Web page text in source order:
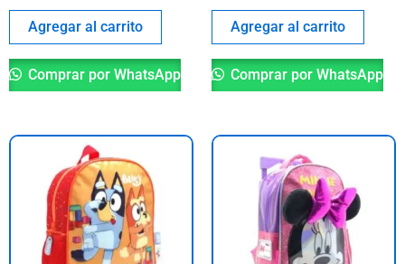
Agregar al carrito
Comprar por WhatsApp
Agregar al carrito
Comprar por WhatsApp